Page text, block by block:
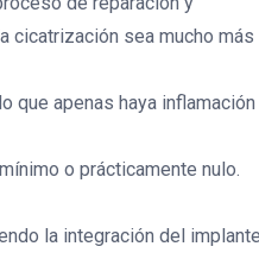
cicatrización sea mucho más
que apenas haya inflamación
o prácticamente nulo.
la integración del implante